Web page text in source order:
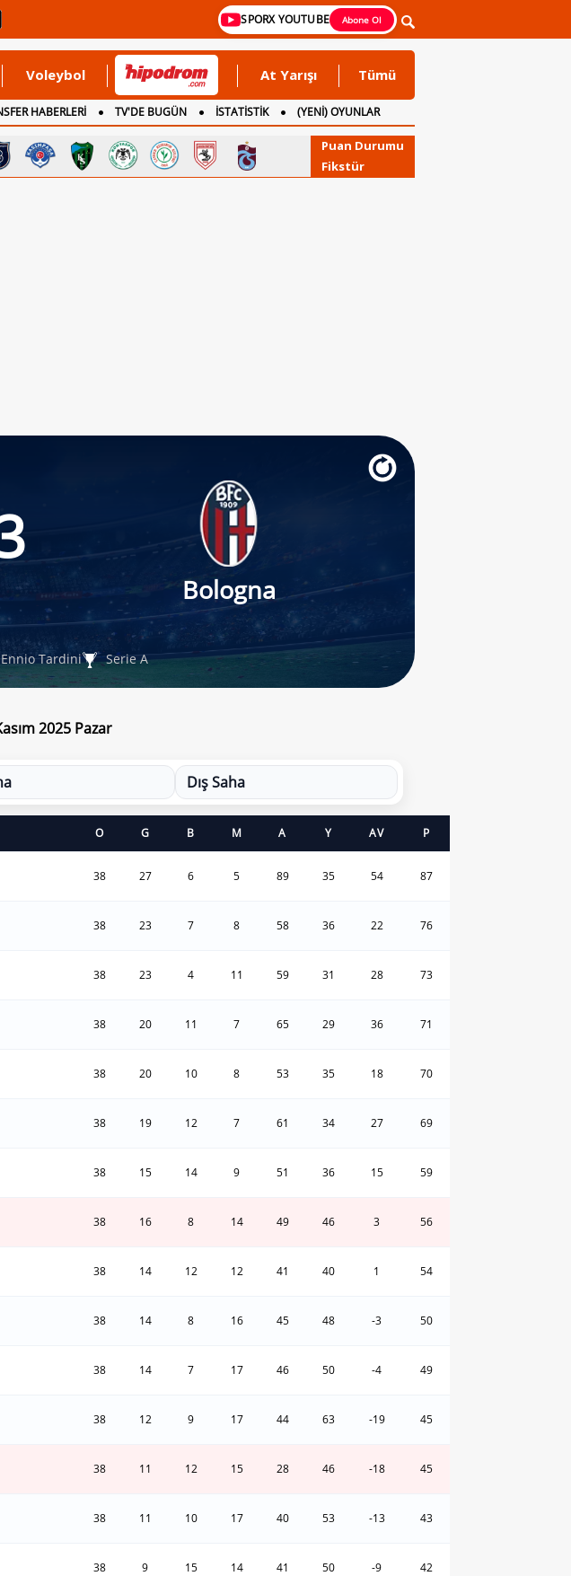
SPORX YOUTUBE Abone Ol
Voleybol At Yarışı Tümü
HABERLERİ TV'DE BUGÜN İSTATİSTİK
(YENİ) OYUNLAR
Puan Durumu
Fikstür
Bologna
Tardini Serie A
2025 Pazar
Dış Saha
O G B M A Y AV P
38 27 6 5 89 35 54 87
38 23 7 8 58 36 22 76
38 23 4 11 59 31 28 73
38 20 11 7 65 29 36 71
38 20 10 8 53 35 18 70
38 19 12 7 61 34 27 69
38 15 14 9 51 36 15 59
38 16 8 14 49 46 3 56
38 14 12 12 41 40 1 54
38 14 8 16 45 48 -3 50
38 14 7 17 46 50 -4 49
38 12 9 17 44 63 -19 45
38 11 12 15 28 46 -18 45
38 11 10 17 40 53 -13 43
38 9 15 14 41 50 -9 42